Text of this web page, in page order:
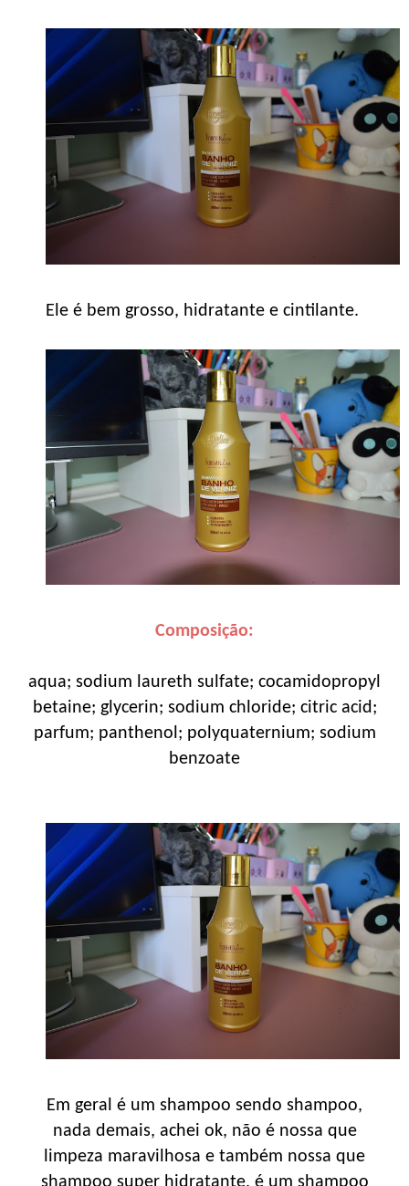
Ele é bem grosso, hidratante e cintilante.
Composição:
aqua; sodium laureth sulfate; cocamidopropyl
betaine; glycerin; sodium chloride; citric acid;
parfum; panthenol; polyquaternium; sodium
benzoate
Em geral é um shampoo sendo shampoo,
nada demais, achei ok, não é nossa que
limpeza maravilhosa e também nossa que
shampoo super hidratante, é um shampoo